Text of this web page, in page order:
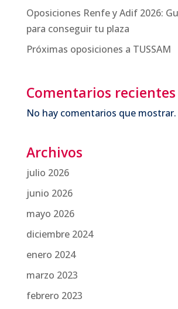
Oposiciones Renfe y Adif 2026:
para conseguir tu plaza
Próximas oposiciones a TUSSAM
Comentarios recientes
No hay comentarios que mostrar.
Archivos
julio 2026
junio 2026
mayo 2026
diciembre 2024
enero 2024
marzo 2023
febrero 2023